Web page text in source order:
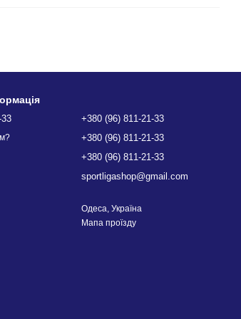
+380 (96) 811-21-33
+380 (96) 811-21-33
+380 (96) 811-21-33
sportligashop@gmail.com
Одеса, Україна
Мапа проїзду